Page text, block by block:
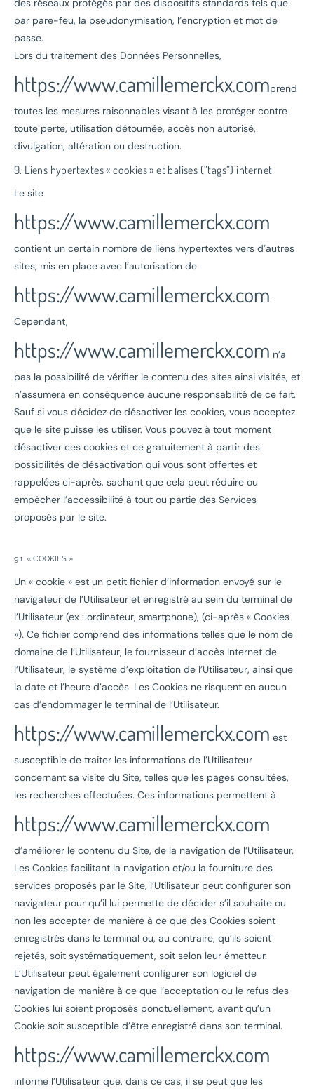
des réseaux protégés par des dispositifs standards tels que
par pare-feu, la pseudonymisation, l’encryption et mot de
passe.
Lors du traitement des Données Personnelles,
https://www.camillemerckx.comprend
toutes les mesures raisonnables visant à les protéger contre
toute perte, utilisation détournée, accès non autorisé,
divulgation, altération ou destruction.
9. Liens hypertextes « cookies » et balises (“tags”) internet
Le site
https://www.camillemerckx.com
contient un certain nombre de liens hypertextes vers d’autres
sites, mis en place avec l’autorisation de
https://www.camillemerckx.com.
Cependant,
https://www.camillemerckx.com n’a
pas la possibilité de vérifier le contenu des sites ainsi visités, et
n’assumera en conséquence aucune responsabilité de ce fait.
Sauf si vous décidez de désactiver les cookies, vous acceptez
que le site puisse les utiliser. Vous pouvez à tout moment
désactiver ces cookies et ce gratuitement à partir des
possibilités de désactivation qui vous sont offertes et
rappelées ci-après, sachant que cela peut réduire ou
empêcher l’accessibilité à tout ou partie des Services
proposés par le site.
9.1. « COOKIES »
Un « cookie » est un petit fichier d’information envoyé sur le
navigateur de l’Utilisateur et enregistré au sein du terminal de
l’Utilisateur (ex : ordinateur, smartphone), (ci-après « Cookies
»). Ce fichier comprend des informations telles que le nom de
domaine de l’Utilisateur, le fournisseur d’accès Internet de
l’Utilisateur, le système d’exploitation de l’Utilisateur, ainsi que
la date et l’heure d’accès. Les Cookies ne risquent en aucun
cas d’endommager le terminal de l’Utilisateur.
https://www.camillemerckx.com est
susceptible de traiter les informations de l’Utilisateur
concernant sa visite du Site, telles que les pages consultées,
les recherches effectuées. Ces informations permettent à
https://www.camillemerckx.com
d’améliorer le contenu du Site, de la navigation de l’Utilisateur.
Les Cookies facilitant la navigation et/ou la fourniture des
services proposés par le Site, l’Utilisateur peut configurer son
navigateur pour qu’il lui permette de décider s’il souhaite ou
non les accepter de manière à ce que des Cookies soient
enregistrés dans le terminal ou, au contraire, qu’ils soient
rejetés, soit systématiquement, soit selon leur émetteur.
L’Utilisateur peut également configurer son logiciel de
navigation de manière à ce que l’acceptation ou le refus des
Cookies lui soient proposés ponctuellement, avant qu’un
Cookie soit susceptible d’être enregistré dans son terminal.
https://www.camillemerckx.com
informe l’Utilisateur que, dans ce cas, il se peut que les